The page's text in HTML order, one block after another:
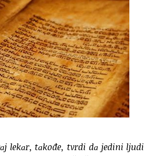
lekаr, tаkođe, tvrdi dа jedini ljudi